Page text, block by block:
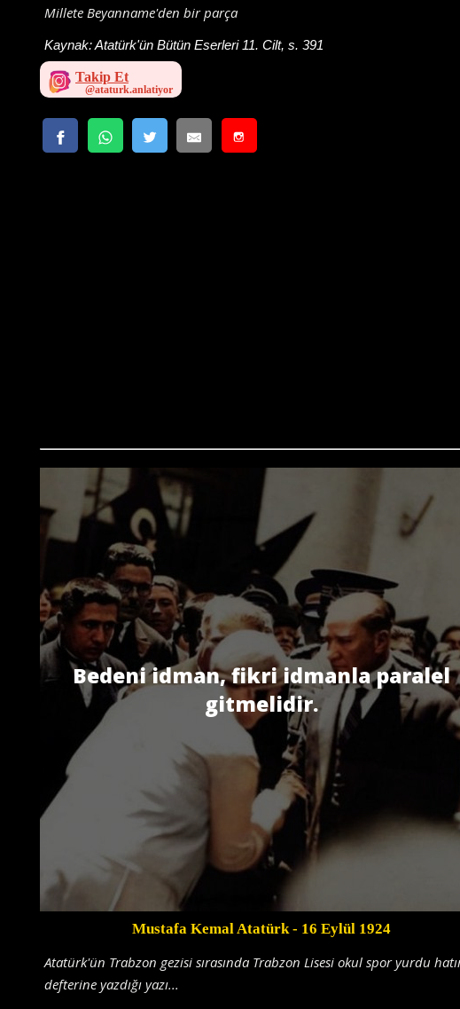
Millete Beyanname'den bir parça
Kaynak:Atatürk'ün Bütün Eserleri 11. Cilt, s. 391
Takip Et
Bedeni idman, fikri idmanla paralel
gitmelidir.
Mustafa Kemal Atatürk- 16 Eylül 1924
Atatürk'ün Trabzon gezisi sırasında Trabzon Lisesi okul spor yurdu
defterine yazdığı yazı...